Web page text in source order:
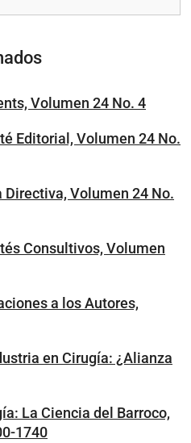
Volumen 24 No. 4
Editorial, Volumen 24 No.
Volumen 24 No.
Consultivos, Volumen
a los Autores,
en Cirugía: ¿Alianza
La Ciencia del Barroco,
1740